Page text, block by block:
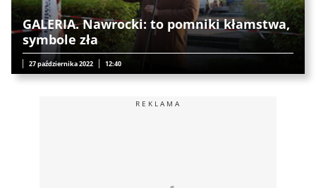
GALERIA. Nawrocki: to pomniki kłamstwa,
symbole zła
27 października 2022 12:40
REKLAMA